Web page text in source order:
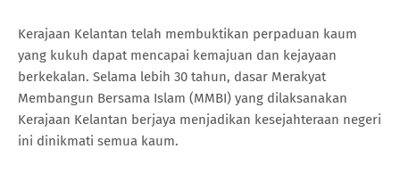
Kerajaan Kelantan telah membuktikan perpaduan kaum
yang kukuh dapat mencapai kemajuan dan kejayaan
berkekalan. Selama lebih 30 tahun, dasar Merakyat
Membangun Bersama Islam (MMBI) yang dilaksanakan
Kerajaan Kelantan berjaya menjadikan kesejahteraan negeri
ini dinikmati semua kaum.